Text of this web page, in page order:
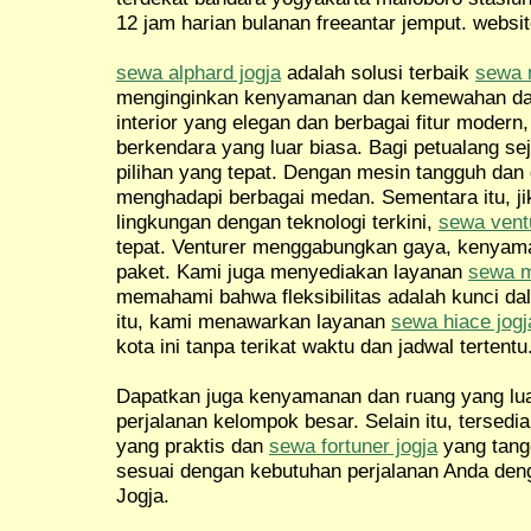
12 jam harian bulanan freeantar jemput.
sewa alphard jogja adalah solusi terbaik sewa
menginginkan kenyamanan dan kemewahan
interior yang elegan dan berbagai fitur
berkendara yang luar biasa. Bagi petualang
pilihan yang tepat. Dengan mesin tangguh
menghadapi berbagai medan. Sementara itu,
lingkungan dengan teknologi terkini, sewa
tepat. Venturer menggabungkan gaya,
paket. Kami juga menyediakan layanan sewa
memahami bahwa fleksibilitas adalah kunci
itu, kami menawarkan layanan sewa hiace
kota ini tanpa terikat waktu dan jadwal
Dapatkan juga kenyamanan dan ruang yang
perjalanan kelompok besar. Selain itu,
yang praktis dan sewa fortuner jogja yang
sesuai dengan kebutuhan perjalanan Anda
Jogja.